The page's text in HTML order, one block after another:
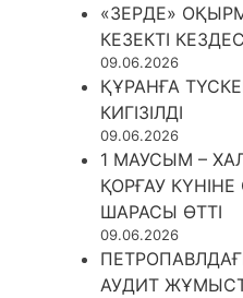
«ЗЕРДЕ»
КЕЗЕКТІ
09.06.2026
ҚҰРАНҒА
КИГІЗІЛДІ
09.06.2026
1 МАУСЫМ –
ҚОРҒАУ
ШАРАСЫ ӨТТІ
09.06.2026
АУДИТ